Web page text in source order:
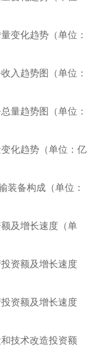
变化趋势（单位：
入趋势图（单位：
量趋势图（单位：
化趋势（单位：亿
装备构成（单位：
及增长速度（单
资额及增长速度
资额及增长速度
技术改造投资额